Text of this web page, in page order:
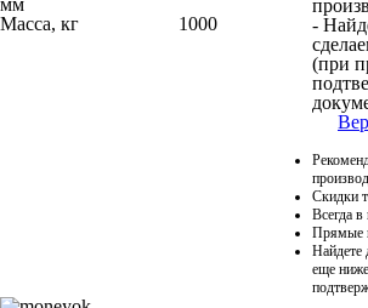
мм
Масса, кг
1000
-
(при
Скидки
Всегда в
Прямые
Найдете
еще